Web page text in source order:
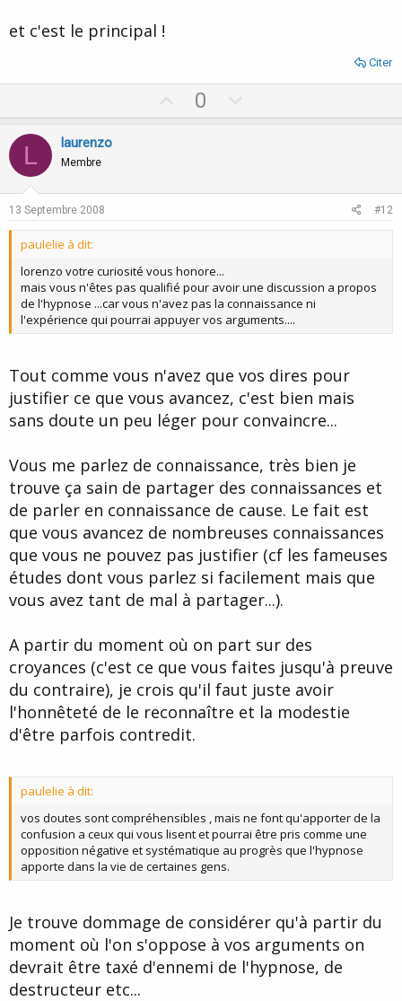
et c'est le principal !
Citer
p
0
o
L laurenzo
Membre
13 Septembre 2008 #12
paulelie à dit:
lorenzo votre curiosité vous honore...
mais vous n'êtes pas qualifié pour avoir une discussion a propos
de l'hypnose ...car vous n'avez pas la connaissance ni
l'expérience qui pourrai appuyer vos arguments....
Tout comme vous n'avez que vos dires pour
justifier ce que vous avancez, c'est bien mais
sans doute un peu léger pour convaincre...
Vous me parlez de connaissance, très bien je
trouve ça sain de partager des connaissances et
de parler en connaissance de cause. Le fait est
que vous avancez de nombreuses connaissances
que vous ne pouvez pas justifier (cf les fameuses
études dont vous parlez si facilement mais que
vous avez tant de mal à partager...).
A partir du moment où on part sur des
croyances (c'est ce que vous faites jusqu'à preuve
du contraire), je crois qu'il faut juste avoir
l'honnêteté de le reconnaître et la modestie
d'être parfois contredit.
paulelie à dit:
vos doutes sont compréhensibles , mais ne font qu'apporter de la
confusion a ceux qui vous lisent et pourrai être pris comme une
opposition négative et systématique au progrès que l'hypnose
apporte dans la vie de certaines gens.
Je trouve dommage de considérer qu'à partir du
moment où l'on s'oppose à vos arguments on
devrait être taxé d'ennemi de l'hypnose, de
destructeur etc...